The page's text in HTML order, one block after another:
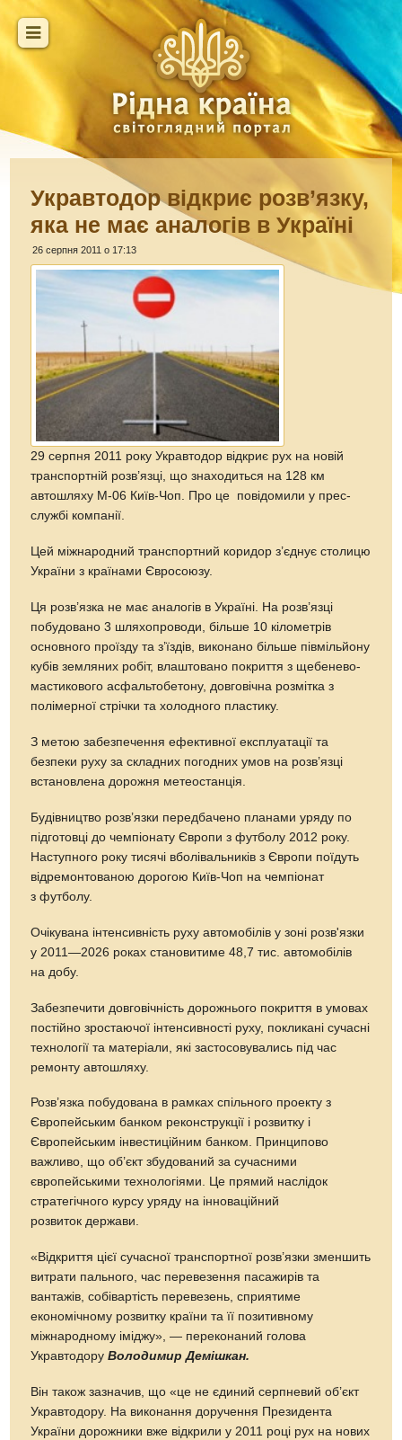
Укравтодор відкриє розв’язку,
яка не має аналогів в Україні
26 серпня 2011 о 17:13
29 серпня 2011 року Укравтодор відкриє рух на новій
транспортній розв’язці, що знаходиться на 128 км
автошляху М-06 Київ-Чоп. Про це повідомили у прес-
службі компанії.
Цей міжнародний транспортний коридор з’єднує столицю
України з країнами Євросоюзу.
Ця розв’язка не має аналогів в Україні. На розв’язці
побудовано 3 шляхопроводи, більше 10 кілометрів
основного проїзду та з’їздів, виконано більше півмільйону
кубів земляних робіт, влаштовано покриття з щебенево-
мастикового асфальтобетону, довговічна розмітка з
полімерної стрічки та холодного пластику.
З метою забезпечення ефективної експлуатації та
безпеки руху за складних погодних умов на розв’язці
встановлена дорожня метеостанція.
Будівництво розв’язки передбачено планами уряду по
підготовці до чемпіонату Європи з футболу 2012 року.
Наступного року тисячі вболівальників з Європи поїдуть
відремонтованою дорогою Київ-Чоп на чемпіонат
з футболу.
Очікувана інтенсивність руху автомобілів у зоні розв'язки
у 2011—2026 роках становитиме 48,7 тис. автомобілів
на добу.
Забезпечити довговічність дорожнього покриття в умовах
постійно зростаючої інтенсивності руху, покликані сучасні
технології та матеріали, які застосовувались під час
ремонту автошляху.
Розв’язка побудована в рамках спільного проекту з
Європейським банком реконструкції і розвитку і
Європейським інвестиційним банком. Принципово
важливо, що об’єкт збудований за сучасними
європейськими технологіями. Це прямий наслідок
стратегічного курсу уряду на інноваційний
розвиток держави.
«Відкриття цієї сучасної транспортної розв’язки зменшить
витрати пального, час перевезення пасажирів та
вантажів, собівартість перевезень, сприятиме
економічному розвитку країни та її позитивному
міжнародному іміджу», — переконаний голова
Укравтодору Володимир Демішкан.
Він також зазначив, що «це не єдиний серпневий об’єкт
Укравтодору. На виконання доручення Президента
України дорожники вже відкрили у 2011 році рух на нових